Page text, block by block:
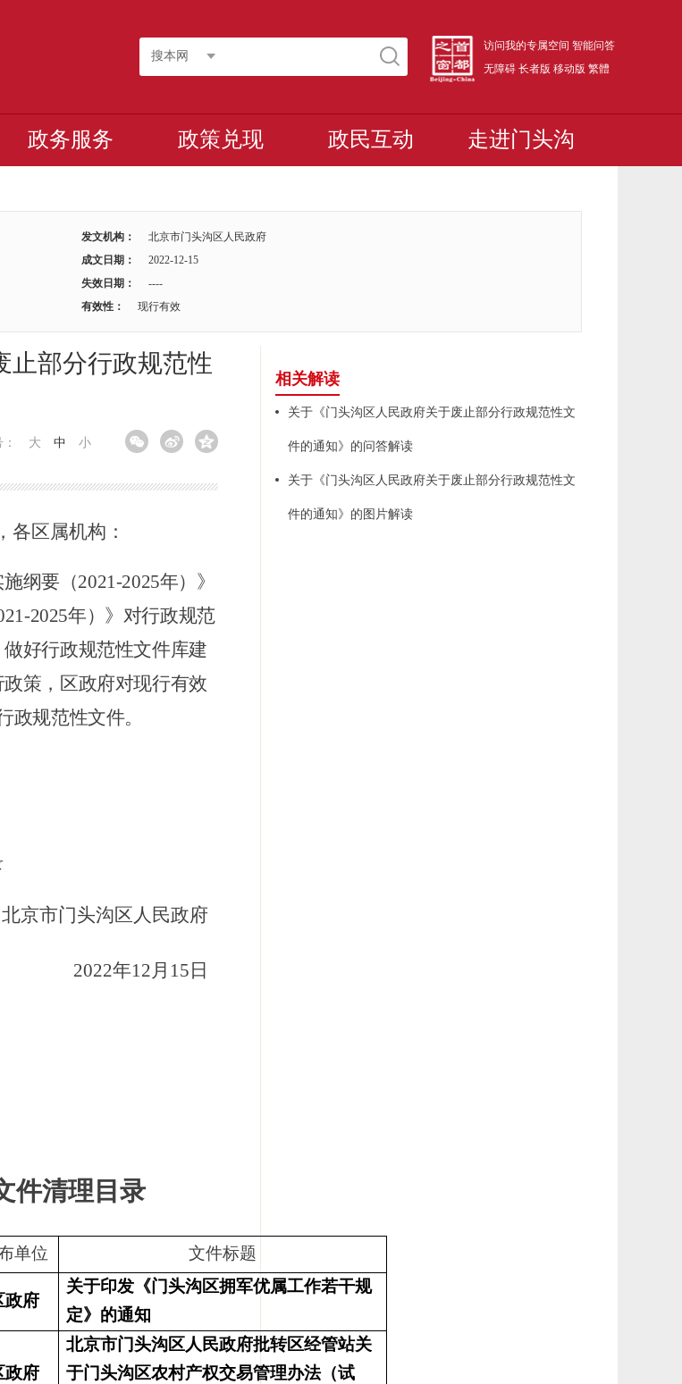
搜本网
访问我的专属空间 智能问答
无障碍 长者版 移动版 繁體
政务服务 政策兑现 政民互动 走进门头沟
发文机构：
北京市门头沟区人民政府
成文日期：
2022-12-15
失效日期：
----
有效性： 现行有效
止部分行政规范性
大 中 小
各区属机构：
纲要（2021-2025年）》
2025年）》对行政规范
好行政规范性文件库建
策，区政府对现行有效
规范性文件。
北京市门头沟区人民政府
2022年12月 15 日
件清理目录
单位 文件标题
政府
关于印发《门头沟区拥军优属工作若干规
定》的通知
政府
北京市门头沟区人民政府批转区经管站关
于门头沟区农村产权交易管理办法（试
相关解读
关于《门头沟区人民政府关于废止部分行政规范性文
件的通知》的问答解读
关于《门头沟区人民政府关于废止部分行政规范性文
件的通知》的图片解读